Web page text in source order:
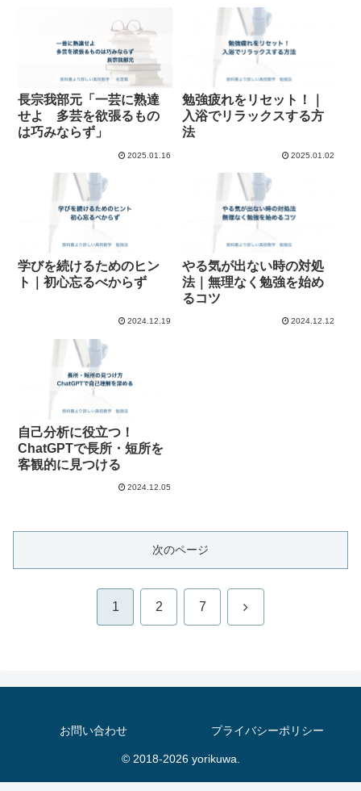
長宗我部元「一芸に熟達
せよ 多芸を欲張るもの
は巧みならず」
2025.01.16
勉強疲れをリセット！｜
入浴でリラックスする方
法
2025.01.02
学びを続けるためのヒン
ト｜初心忘るべからず
2024.12.19
やる気が出ない時の対処
法｜無理なく勉強を始め
るコツ
2024.12.12
自己分析に役立つ！
ChatGPTで長所・短所を
客観的に見つける
2024.12.05
次のページ
1 2 7 次
お問い合わせ プライバシーポリシー
© 2018-2026 yorikuwa.